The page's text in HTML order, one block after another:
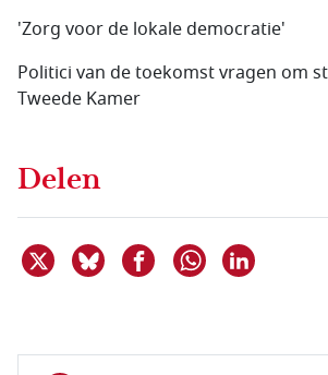
'Zorg voor de lokale democratie'
Politici van de toekomst vragen om
Tweede Kamer
Delen
Deel dit item op X
Deel dit item op Bluesky
Deel dit item op
Delen via